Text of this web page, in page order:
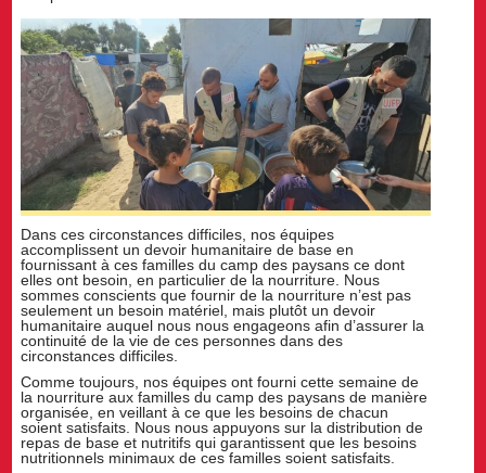
Dans ces circonstances difficiles, nos équipes
accomplissent un devoir humanitaire de base en
fournissant à ces familles du camp des paysans ce dont
elles ont besoin, en particulier de la nourriture. Nous
sommes conscients que fournir de la nourriture n’est pas
seulement un besoin matériel, mais plutôt un devoir
humanitaire auquel nous nous engageons afin d’assurer la
continuité de la vie de ces personnes dans des
circonstances difficiles.
Comme toujours, nos équipes ont fourni cette semaine de
la nourriture aux familles du camp des paysans de manière
organisée, en veillant à ce que les besoins de chacun
soient satisfaits. Nous nous appuyons sur la distribution de
repas de base et nutritifs qui garantissent que les besoins
nutritionnels minimaux de ces familles soient satisfaits.